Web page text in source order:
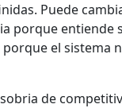
Puede
porque entiende
porque el sistema
de